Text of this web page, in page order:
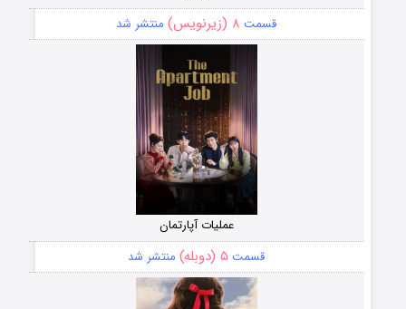
قسمت ۸ (زیرنویس) منتشر شد
عملیات آپارتمان
قسمت ۵ (دوبله) منتشر شد